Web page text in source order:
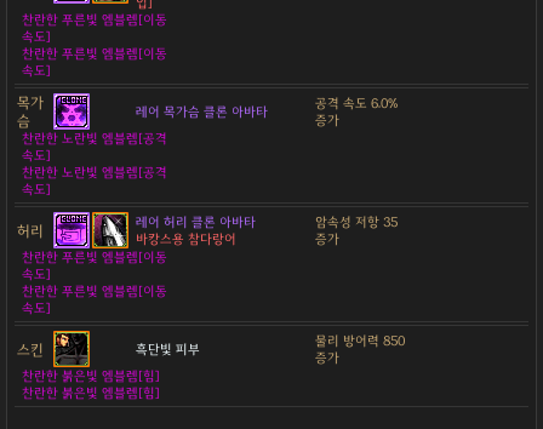
찬란한 푸른빛 엠블렘[이동
속도]
찬란한 푸른빛 엠블렘[이동
속도]
목가
슴
레어 목가슴 클론 아바타
공격 속도 6.0%
증가
찬란한 노란빛 엠블렘[공격
속도]
찬란한 노란빛 엠블렘[공격
속도]
허리
레어 허리 클론 아바타
바캉스용 참다랑어
암속성 저항 35
증가
찬란한 푸른빛 엠블렘[이동
속도]
찬란한 푸른빛 엠블렘[이동
속도]
스킨 흑단빛 피부
물리 방어력 850
증가
찬란한 붉은빛 엠블렘[힘]
찬란한 붉은빛 엠블렘[힘]